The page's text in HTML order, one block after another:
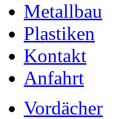
Metallbau
Plastiken
Kontakt
Anfahrt
Vordächer